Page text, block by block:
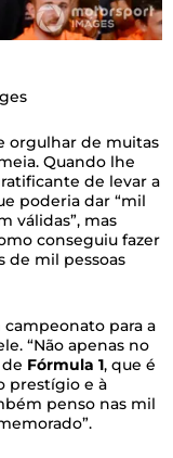
orgulhar de muitas
Quando lhe
de levar a
poderia dar “mil
válidas”, mas
conseguiu fazer
de mil pessoas
para a
“Não apenas no
de Fórmula 1, que é
prestígio e à
penso nas mil